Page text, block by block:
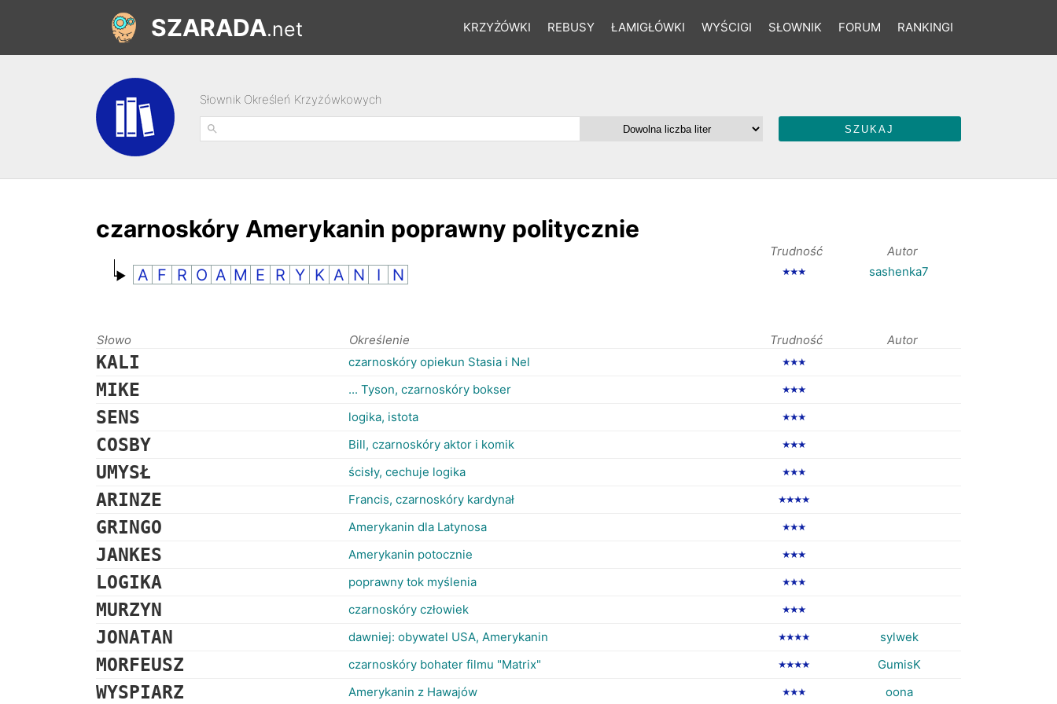
KRZYŻÓWKI REBUSY ŁAMIGŁÓWKI WYŚCIGI SŁOWNIK FORUM RANKINGI
SZARADA.net
Słownik Określeń Krzyżówkowych
czarnoskóry Amerykanin poprawny politycznie
Trudność Autor
A F R O A M E R Y K A N I N ★★★ sashenka7
Słowo Określenie Trudność Autor
KALI czarnoskóry opiekun Stasia i Nel ★★★
MIKE ... Tyson, czarnoskóry bokser ★★★
SENS logika, istota ★★★
COSBY Bill, czarnoskóry aktor i komik ★★★
UMYSŁ ścisły, cechuje logika ★★★
ARINZE Francis, czarnoskóry kardynał ★★★★
GRINGO Amerykanin dla Latynosa ★★★
JANKES Amerykanin potocznie ★★★
LOGIKA poprawny tok myślenia ★★★
MURZYN czarnoskóry człowiek ★★★
JONATAN dawniej: obywatel USA, Amerykanin ★★★★ sylwek
MORFEUSZ czarnoskóry bohater filmu "Matrix" ★★★★ GumisK
WYSPIARZ Amerykanin z Hawajów ★★★ oona